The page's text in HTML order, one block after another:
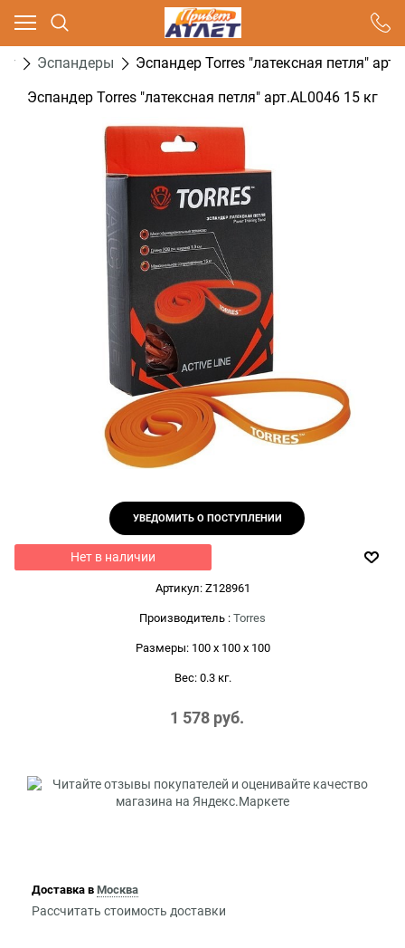
Эспандеры
Эспандер Torres "латексная петля"
Эспандер Torres "латексная петля" арт.AL0046 15 кг
УВЕДОМИТЬ О ПОСТУПЛЕНИИ
Нет в наличии
Артикул: Z128961
Производитель : Torres
Размеры: 100 x 100 x 100
Вес: 0.3кг.
1 578 руб.
Доставка в Москва
Рассчитать стоимость доставки
Ваш город - Москва,
угадали?
ДА НЕТ